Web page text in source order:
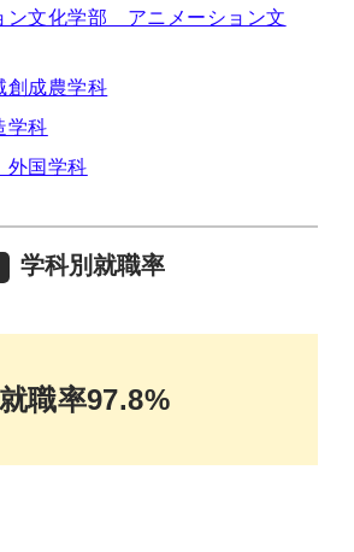
ン文化学部 アニメーション文
成農学科
科
国学科
学科別就職率
就職率97.8%